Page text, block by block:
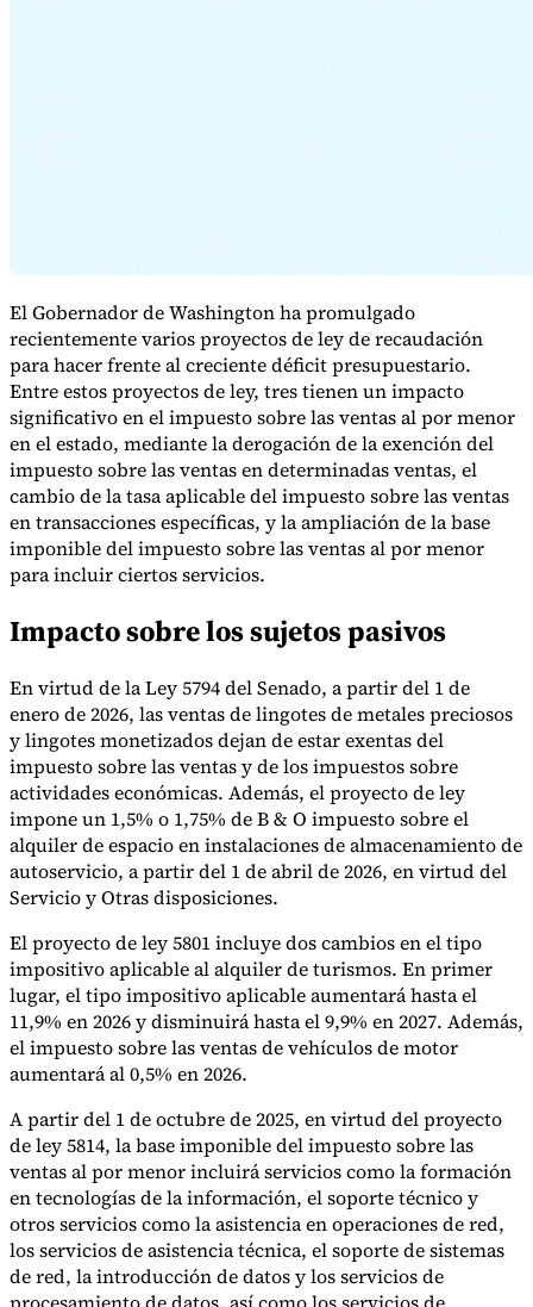
Calculadora de VATCalculadora de GSTCalculadora del impuesto
sobre las ventas
Verificador de número de VAT
Expertos
Nuestros autoresConviértase en colaboradorElija un experto
El Gobernador de Washington ha promulgado
recientemente varios proyectos de ley de recaudación
para hacer frente al creciente déficit presupuestario.
Entre estos proyectos de ley, tres tienen un impacto
significativo en el impuesto sobre las ventas al por menor
en el estado, mediante la derogación de la exención del
impuesto sobre las ventas en determinadas ventas, el
cambio de la tasa aplicable del impuesto sobre las ventas
en transacciones específicas, y la ampliación de la base
imponible del impuesto sobre las ventas al por menor
para incluir ciertos servicios.
Impacto sobre los sujetos pasivos
En virtud de la Ley 5794 del Senado, a partir del 1 de
enero de 2026, las ventas de lingotes de metales preciosos
y lingotes monetizados dejan de estar exentas del
impuesto sobre las ventas y de los impuestos sobre
actividades económicas. Además, el proyecto de ley
impone un 1,5% o 1,75% de B & O impuesto sobre el
alquiler de espacio en instalaciones de almacenamiento de
autoservicio, a partir del 1 de abril de 2026, en virtud del
Servicio y Otras disposiciones.
El proyecto de ley 5801 incluye dos cambios en el tipo
impositivo aplicable al alquiler de turismos. En primer
lugar, el tipo impositivo aplicable aumentará hasta el
11,9% en 2026 y disminuirá hasta el 9,9% en 2027. Además,
el impuesto sobre las ventas de vehículos de motor
aumentará al 0,5% en 2026.
A partir del 1 de octubre de 2025, en virtud del proyecto
de ley 5814, la base imponible del impuesto sobre las
ventas al por menor incluirá servicios como la formación
en tecnologías de la información, el soporte técnico y
otros servicios como la asistencia en operaciones de red,
los servicios de asistencia técnica, el soporte de sistemas
de red, la introducción de datos y los servicios de